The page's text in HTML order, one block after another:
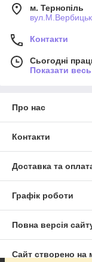
м. Тернопіль
Контакти
Сьогодні
Показати
Про нас
Контакти
Доставка та
Графік роботи
Повна версія
Сайт створено на